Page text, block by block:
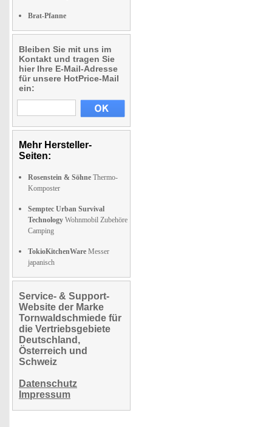
Brat-Pfanne
Bleiben Sie mit uns im
Kontakt und tragen Sie
hier Ihre E-Mail-Adresse
für unsere HotPrice-Mail
ein:
Mehr Hersteller-
Seiten:
Rosenstein & Söhne Thermo-
Komposter
Semptec Urban Survival
Technology Wohnmobil Zubehöre
Camping
TokioKitchenWare Messer
japanisch
Service- & Support-
Website der Marke
Tornwaldschmiede für
die Vertriebsgebiete
Deutschland,
Österreich und
Schweiz
Datenschutz
Impressum